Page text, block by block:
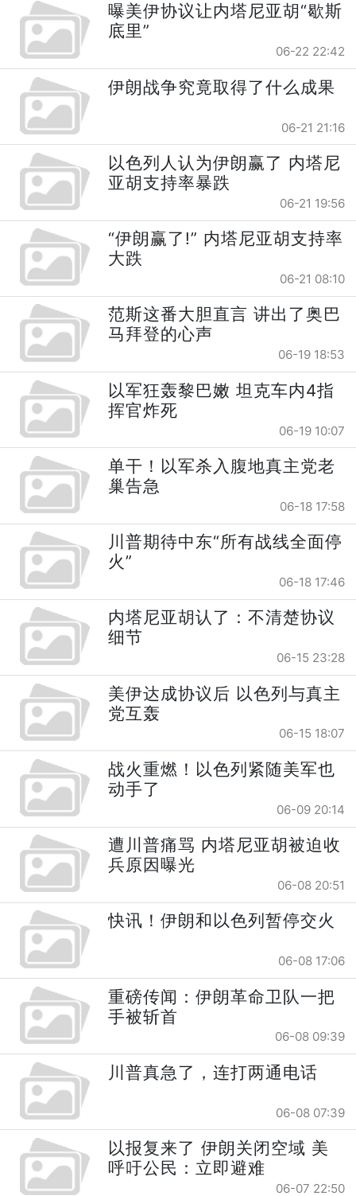
曝美伊协议让内塔尼亚胡“歇斯
底里”
06-22 22:42
伊朗战争究竟取得了什么成果
06-21 21:16
以色列人认为伊朗赢了 内塔尼
亚胡支持率暴跌
06-21 19:56
“伊朗赢了!” 内塔尼亚胡支持率
大跌
06-21 08:10
范斯这番大胆直言 讲出了奥巴
马拜登的心声
06-19 18:53
以军狂轰黎巴嫩 坦克车内4指
挥官炸死
06-19 10:07
单干！以军杀入腹地真主党老
巢告急
06-18 17:58
川普期待中东“所有战线全面停
火”
06-18 17:46
内塔尼亚胡认了：不清楚协议
细节
06-15 23:28
美伊达成协议后 以色列与真主
党互轰
06-15 18:07
战火重燃！以色列紧随美军也
动手了
06-09 20:14
遭川普痛骂 内塔尼亚胡被迫收
兵原因曝光
06-08 20:51
快讯！伊朗和以色列暂停交火
06-08 17:06
重磅传闻：伊朗革命卫队一把
手被斩首
06-08 09:39
川普真急了，连打两通电话
06-08 07:39
以报复来了 伊朗关闭空域 美
呼吁公民：立即避难
06-07 22:50